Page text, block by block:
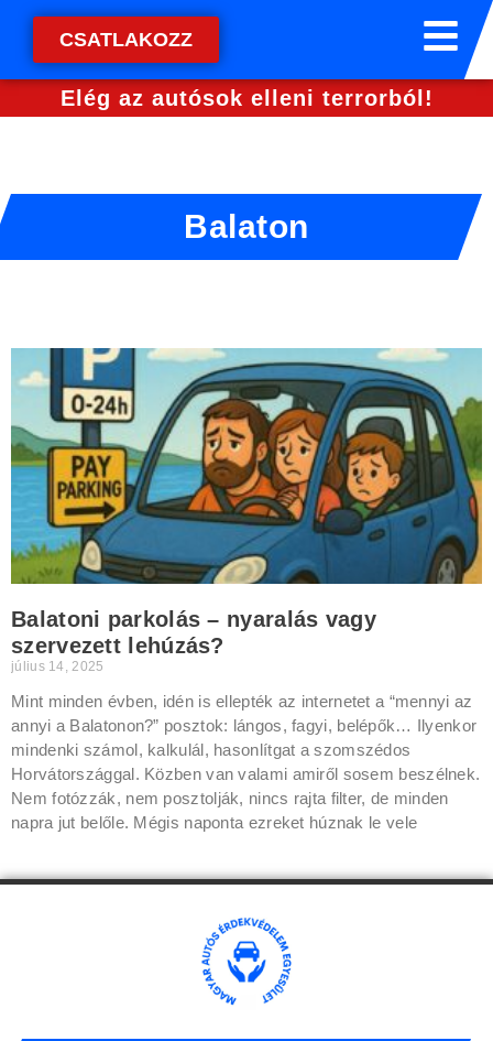
CSATLAKOZZ
Elég az autósok elleni terrorból!
Balaton
Balatoni parkolás – nyaralás vagy
szervezett lehúzás?
július 14, 2025
Mint minden évben, idén is ellepték az internetet a “mennyi az
annyi a Balatonon?” posztok: lángos, fagyi, belépők… Ilyenkor
mindenki számol, kalkulál, hasonlítgat a szomszédos
Horvátországgal. Közben van valami amiről sosem beszélnek.
Nem fotózzák, nem posztolják, nincs rajta filter, de minden
napra jut belőle. Mégis naponta ezreket húznak le vele